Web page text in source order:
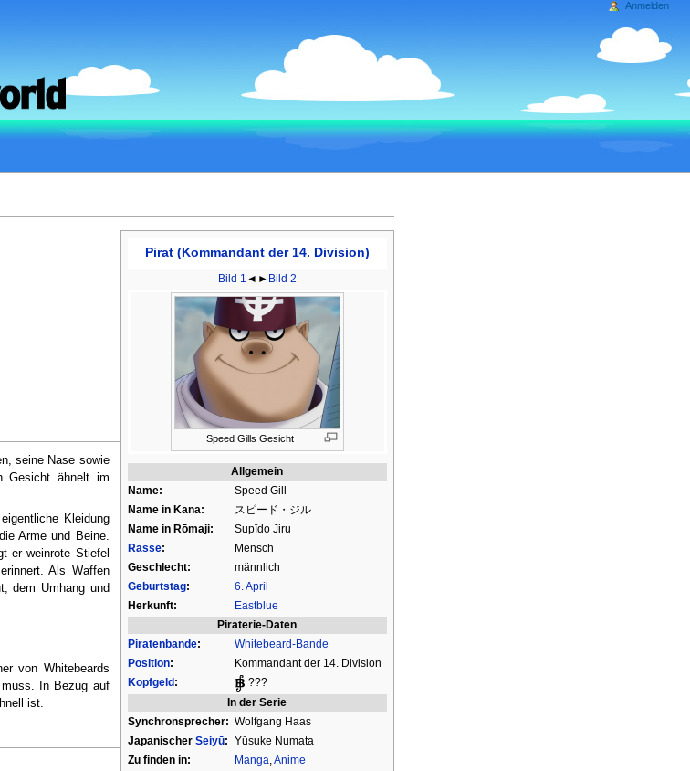
Pirat (Kommandant der 14. Division)
Bild 1 ◄► Bild 2
Speed Gills Gesicht
Allgemein
Name:
Speed Gill
Name in Kana:
スピード・ジル
Name in Rōmaji:
Supīdo Jiru
Rasse:
Mensch
Geschlecht:
männlich
Geburtstag:
6. April
Herkunft:
Eastblue
Piraterie-Daten
Piratenbande:
Whitebeard-Bande
Position:
Kommandant der 14. Division
Kopfgeld:
???
In der Serie
Synchronsprecher: Wolfgang Haas
Japanischer Seiyū: Yūsuke Numata
Zu finden in:
Manga Anime
seine Nase sowie
Gesicht ähnelt im
Kleidung
Arme und Beine.
er weinrote Stiefel
erinnert. Als Waffen
dem Umhang und
von Whitebeards
In Bezug auf
ist.
Anmelden